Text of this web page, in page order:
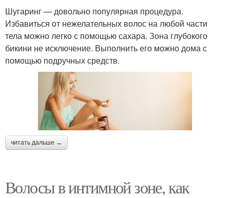
Шугаринг — довольно популярная процедура.
Избавиться от нежелательных волос на любой части
тела можно легко с помощью сахара. Зона глубокого
бикини не исключение. Выполнить его можно дома с
помощью подручных средств.
читать дальше →
Волосы в интимной зоне, как